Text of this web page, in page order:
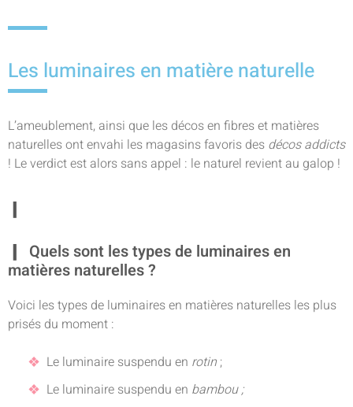
Les luminaires en matière naturelle
L’ameublement, ainsi que les décos en fibres et matières
naturelles ont envahi les magasins favoris des décos addicts
! Le verdict est alors sans appel : le naturel revient au galop !
Quels sont les types de luminaires en
matières naturelles ?
Voici les types de luminaires en matières naturelles les plus
prisés du moment :
Le luminaire suspendu en rotin;
Le luminaire suspendu en bambou ;